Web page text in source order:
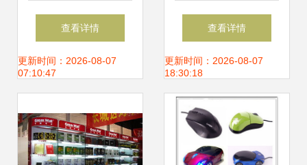
件,电脑周边外设!
兰天购物欢迎您来
查看详情
更新时间：2026-08-07
07:10:47
能，焕新电脑体验
全场景覆盖
查看详情
更新时间：2026-08-07
18:30:18